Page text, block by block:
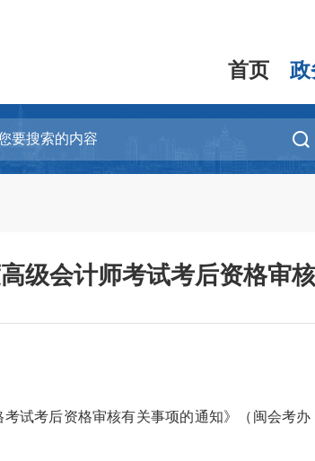
首页 政
级会计师考试考后资格审
试考后资格审核有关事项的通知》（闽会考办